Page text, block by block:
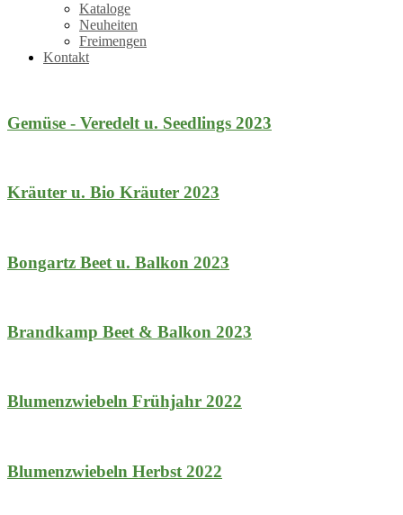
Kataloge
Neuheiten
Freimengen
Kontakt
Gemüse - Veredelt u. Seedlings 2023
Kräuter u. Bio Kräuter 2023
Bongartz Beet u. Balkon 2023
Brandkamp Beet & Balkon 2023
Blumenzwiebeln Frühjahr 2022
Blumenzwiebeln Herbst 2022